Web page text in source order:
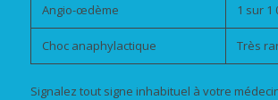
Angio-œdème 1 sur 1
Choc anaphylactique Très
Signalez tout signe inhabituel à votre